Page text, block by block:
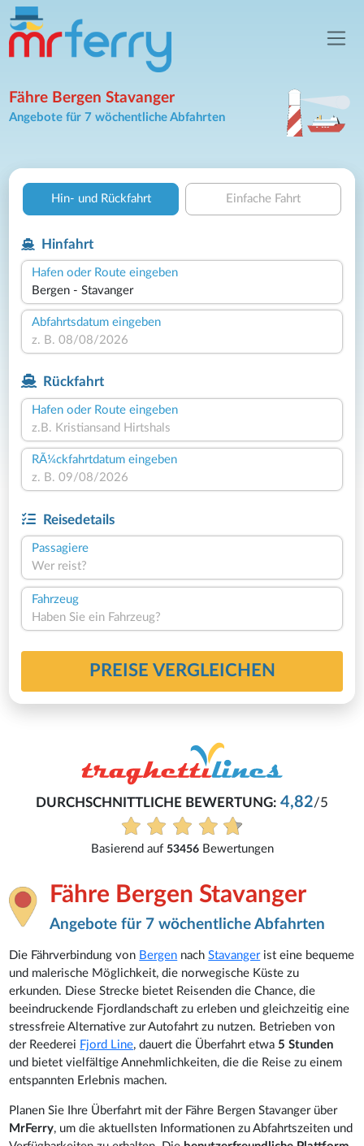
Fähre Bergen Stavanger
Angebote für 7 wöchentliche Abfahrten
Hin- und Rückfahrt Einfache Fahrt
Hinfahrt
Hafen oder Route eingeben
Abfahrtsdatum eingeben
Rückfahrt
Hafen oder Route eingeben
RÃ¼ckfahrtdatum eingeben
Reisedetails
Passagiere
Wer reist?
Fahrzeug
Haben Sie ein Fahrzeug?
PREISE VERGLEICHEN
4,82/5
Eifach und
Alle Bewertungen
Fähre Bergen Stavanger
Angebote für 7 wöchentliche Abfahrten
Die Fährverbindung von Bergen nachStavangerist eine bequeme
und malerische Möglichkeit, die norwegische Küste zu
erkunden. Diese Strecke bietet Reisenden die Chance, die
beeindruckende Fjordlandschaft zu erleben und gleichzeitig eine
stressfreie Alternative zur Autofahrt zu nutzen. Betrieben von
der Reederei Fjord Line, dauert die Überfahrt etwa 5 Stunden
und bietet vielfältige Annehmlichkeiten, die die Reise zu einem
entspannten Erlebnis machen.
Planen Sie Ihre Überfahrt mit der Fähre Bergen Stavanger über
MrFerry, um die aktuellsten Informationen zu Abfahrtszeiten und